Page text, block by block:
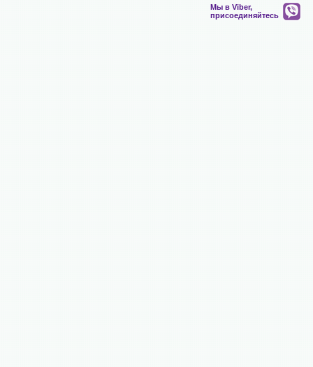
Мы в Viber,
присоединяйтесь